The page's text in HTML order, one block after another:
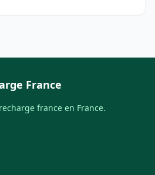
France
france en France.